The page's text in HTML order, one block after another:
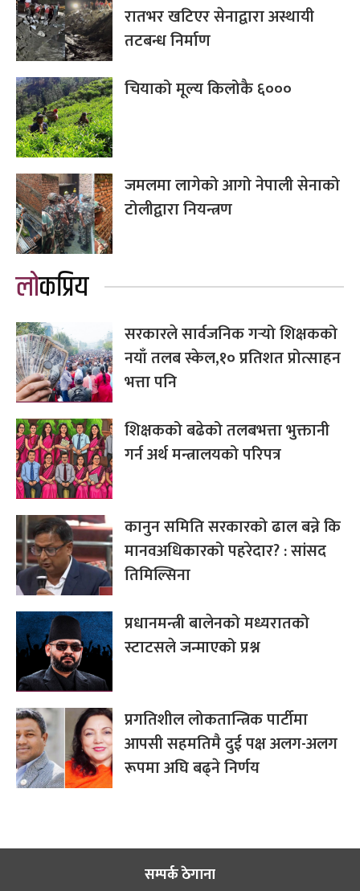
रातभर खटिएर सेनाद्वारा अस्थायी
तटबन्ध निर्माण
चियाको मूल्य किलोकै ६०००
जमलमा लागेको आगो नेपाली सेनाको
टोलीद्वारा नियन्त्रण
लोकप्रिय
सरकारले सार्वजनिक गर्‍यो शिक्षकको
नयाँ तलब स्केल,१० प्रतिशत प्रोत्साहन
भत्ता पनि
शिक्षकको बढेको तलबभत्ता भुक्तानी
गर्न अर्थ मन्त्रालयको परिपत्र
कानुन समिति सरकारको ढाल बन्ने कि
मानवअधिकारको पहरेदार? : सांसद
तिमिल्सिना
प्रधानमन्त्री बालेनको मध्यरातको
स्टाटसले जन्माएको प्रश्न
प्रगतिशील लोकतान्त्रिक पार्टीमा
आपसी सहमतिमै दुई पक्ष अलग-अलग
रूपमा अघि बढ्ने निर्णय
सम्पर्क ठेगाना